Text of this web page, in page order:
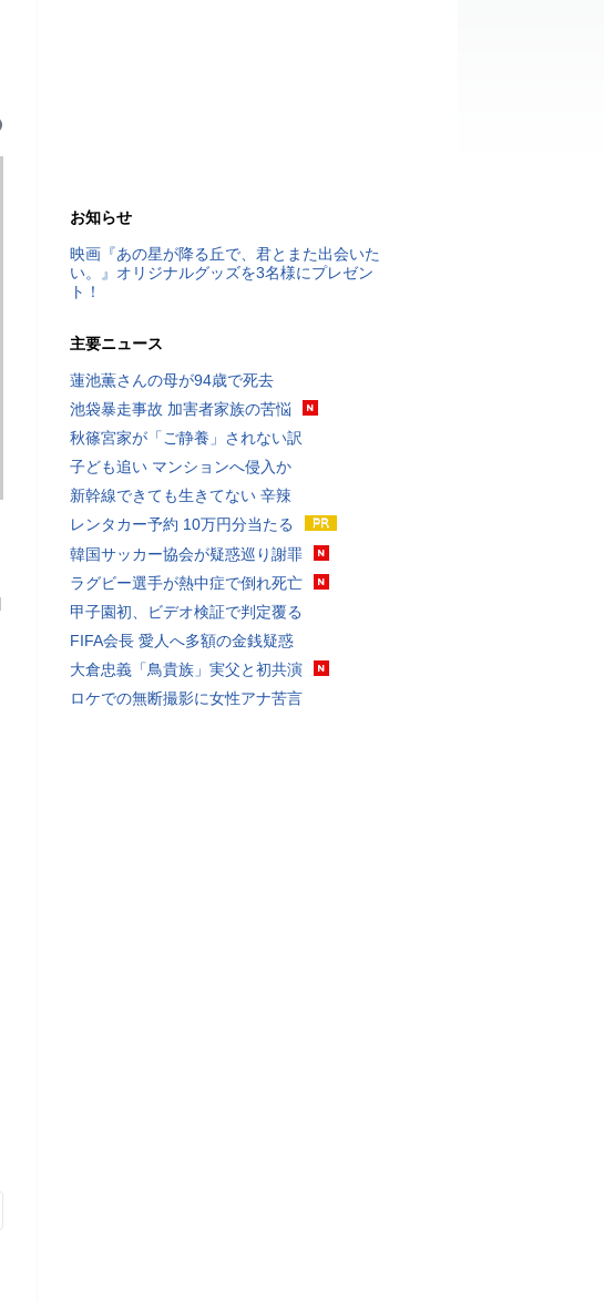
お知らせ
映画『あの星が降る丘で、君とまた出会いた
い。』オリジナルグッズを3名様にプレゼン
ト！
主要ニュース
蓮池薫さんの母が94歳で死去
池袋暴走事故 加害者家族の苦悩
秋篠宮家が「ご静養」されない訳
子ども追い マンションへ侵入か
新幹線できても生きてない 辛辣
レンタカー予約 10万円分当たる
韓国サッカー協会が疑惑巡り謝罪
ラグビー選手が熱中症で倒れ死亡
甲子園初、ビデオ検証で判定覆る
FIFA会長 愛人へ多額の金銭疑惑
大倉忠義「鳥貴族」実父と初共演
ロケでの無断撮影に女性アナ苦言